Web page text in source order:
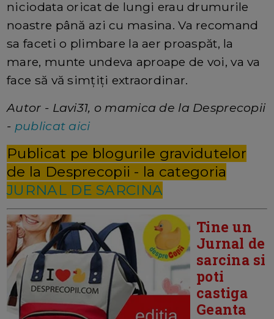
niciodata oricat de lungi erau drumurile
noastre până azi cu masina. Va recomand
sa faceti o plimbare la aer proaspăt, la
mare, munte undeva aproape de voi, va va
face să vă simțiți extraordinar.
Autor - Lavi31, o mamica de la Desprecopii
- publicat aici
Publicat pe blogurile gravidutelor
de la Desprecopii - la categoria
JURNAL DE SARCINA
Tine un
Jurnal de
sarcina si
poti
castiga
Geanta